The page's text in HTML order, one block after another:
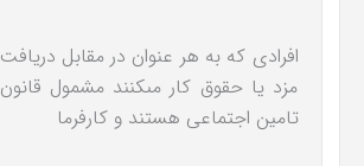
افرادى که به هر عنوان در مقابل دریافت
مزد یا حقوق کار مىکنند مشمول قانون
تامین اجتماعی هستند و کارفرما